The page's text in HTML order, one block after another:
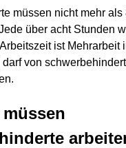
müssen nicht mehr als
über acht Stunden
ist Mehrarbeit
von